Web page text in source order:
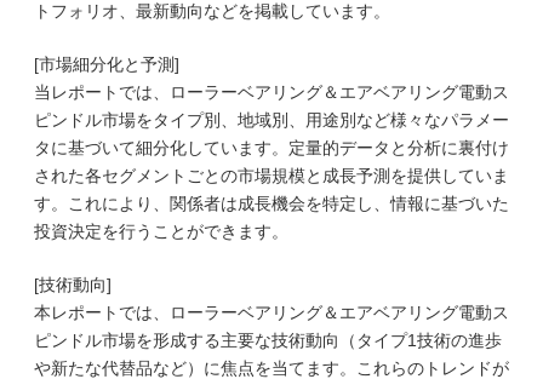
トフォリオ、最新動向などを掲載しています。
[市場細分化と予測]
当レポートでは、ローラーベアリング＆エアベアリング電動ス
ピンドル市場をタイプ別、地域別、用途別など様々なパラメー
タに基づいて細分化しています。定量的データと分析に裏付け
された各セグメントごとの市場規模と成長予測を提供していま
す。これにより、関係者は成長機会を特定し、情報に基づいた
投資決定を行うことができます。
[技術動向]
本レポートでは、ローラーベアリング＆エアベアリング電動ス
ピンドル市場を形成する主要な技術動向（タイプ1技術の進歩
や新たな代替品など）に焦点を当てます。これらのトレンドが